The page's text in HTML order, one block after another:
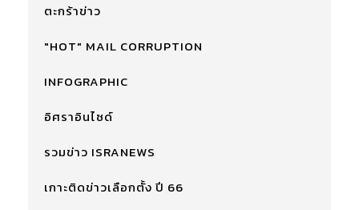
ตะกร้าข่าว
"HOT" MAIL CORRUPTION
INFOGRAPHIC
อิศราอินไซด์
รวมข่าว ISRANEWS
เกาะติดข่าวเลือกตั้ง ปี 66